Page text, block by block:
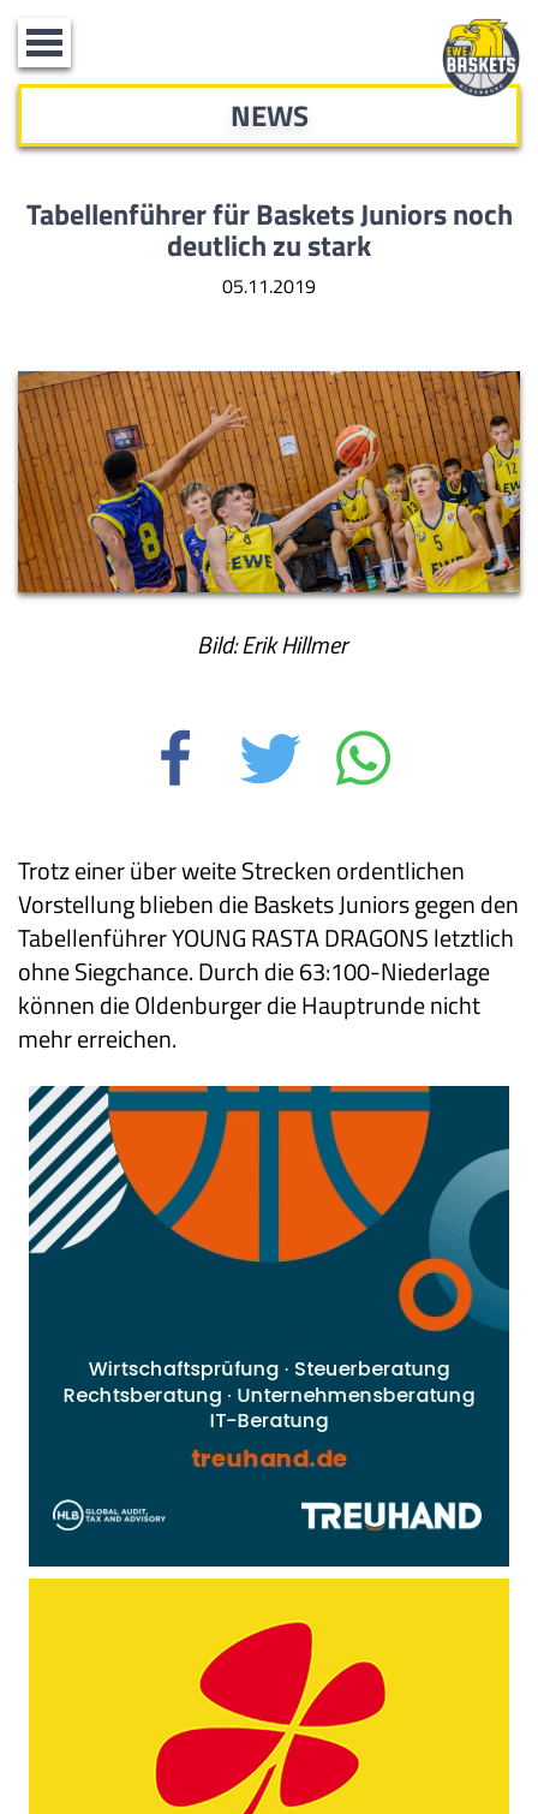
Toggle
navigation
NEWS
Tabellenführer für Baskets Juniors noch
deutlich zu stark
05.11.2019
Bild: Erik Hillmer
Trotz einer über weite Strecken ordentlichen
Vorstellung blieben die Baskets Juniors gegen den
Tabellenführer YOUNG RASTA DRAGONS letztlich
ohne Siegchance. Durch die 63:100-Niederlage
können die Oldenburger die Hauptrunde nicht
mehr erreichen.